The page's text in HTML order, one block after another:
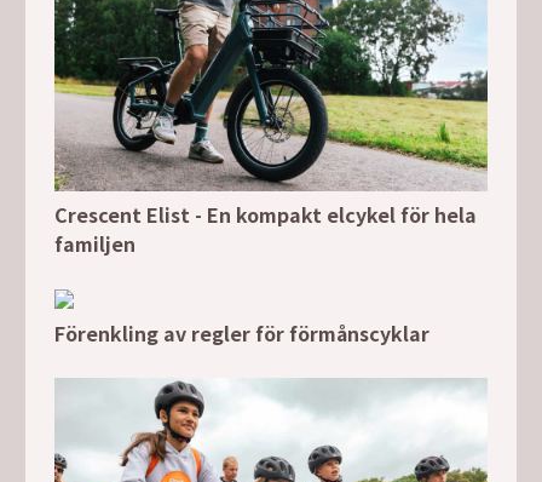
Crescent Elist - En kompakt elcykel för hela
familjen
Förenkling av regler för förmånscyklar